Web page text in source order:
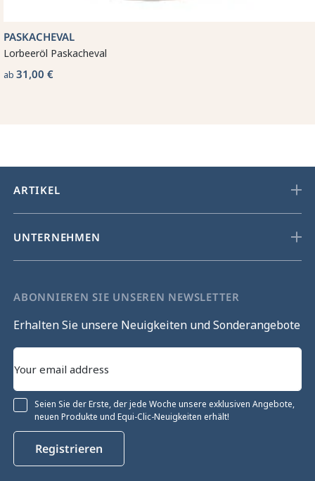
PASKACHEVAL
Lorbeeröl Paskacheval
ab 31,00 €
ARTIKEL
UNTERNEHMEN
ABONNIEREN SIE UNSEREN NEWSLETTER
Erhalten Sie unsere Neuigkeiten und Sonderangebote
Seien Sie der Erste, der jede Woche unsere exklusiven Angebote,
neuen Produkte und Equi-Clic-Neuigkeiten erhält!
Registrieren